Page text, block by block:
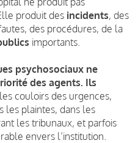
produit des incidents, des
des procédures, de la
importants.
psychosociaux ne
des agents. Ils
couloirs des urgences,
les plaintes, dans les
les tribunaux, et parfois
envers l’institution.